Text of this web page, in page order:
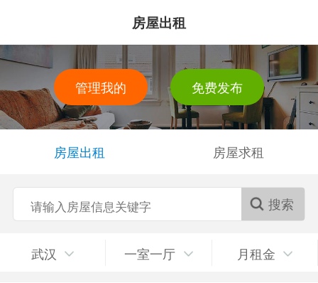
房屋出租
管理我的 免费发布
房屋出租 房屋求租
搜索
武汉 一室一厅 月租金